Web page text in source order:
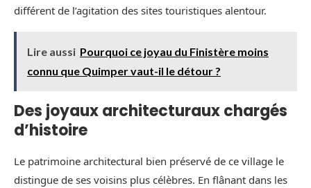
différent de l’agitation des sites touristiques alentour.
Lire aussi Pourquoi ce joyau du Finistère moins
connu que Quimper vaut-il le détour ?
Des joyaux architecturaux chargés
d’histoire
Le patrimoine architectural bien préservé de ce village le
distingue de ses voisins plus célèbres. En flânant dans les